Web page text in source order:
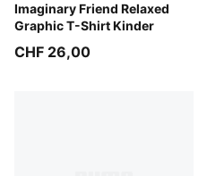
Imaginary Friend Relaxed
Graphic T-Shirt Kinder
Alpine Snow
CHF 26,00